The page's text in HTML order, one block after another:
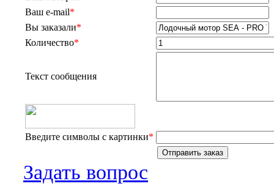
Ваш e-mail*
Вы заказали*
Количество*
Текст сообщения
Введите символы с картинки*
Задать вопрос